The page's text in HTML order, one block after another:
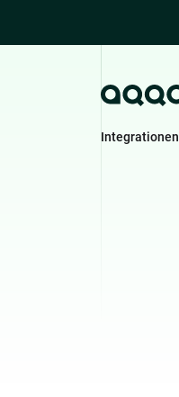
Integrationen